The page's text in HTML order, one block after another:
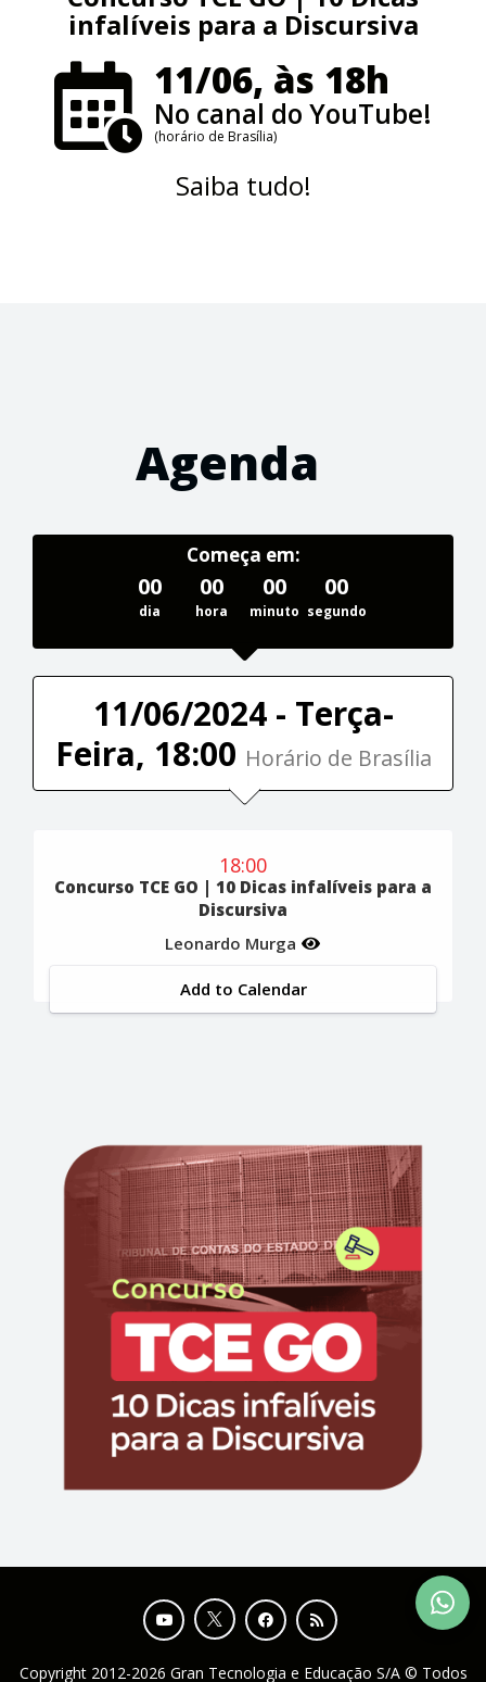
infalíveis para a Discursiva
11/06, às 18h
No canal do YouTube!
(horário de Brasília)
Saiba tudo!
Agenda
Começa em:
00
dia
00
hora
00
minuto
00
segundo
11/06/2024 - Terça-
Feira, 18:00 Horário de Brasília
18:00
Concurso TCE GO | 10 Dicas infalíveis para a
Discursiva
Leonardo Murga
Add to Calendar
Copyright 2012-2026 Gran Tecnologia e Educação S/A © Todos